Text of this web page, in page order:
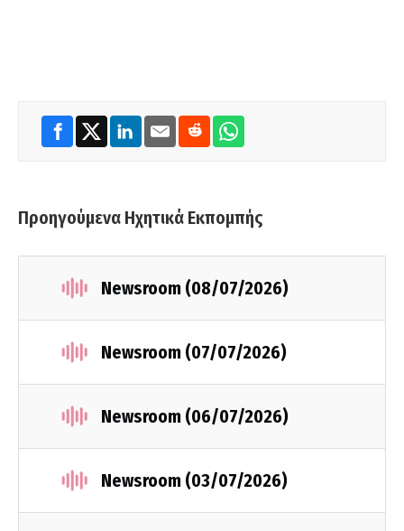
Προηγούμενα Ηχητικά Εκπομπής
Newsroom (08/07/2026)
Newsroom (07/07/2026)
Newsroom (06/07/2026)
Newsroom (03/07/2026)